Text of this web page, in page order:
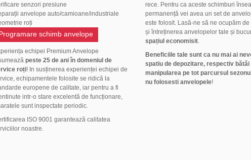
senzori presiune
anvelope auto/camioane/industriale
roți
schimb anvelope
echipei Premium Anvelope
peste 25 de ani în domeniul de
roți! In susținerea experienței echipei de
echipamentele folosite se ridică la
europene de calitate, iar pentru a fi
intr-o stare excelentă de funcționare,
sunt inspectate periodic.
ISO 9001 garantează calitatea
noastre.
rece. Pentru ca aceste schimburi
permanență vei avea un set de
este folosit. Lasă-ne să ne ocupăm
și întreținerea anvelopelor tale și
spațiul economisit.
Beneficiile tale sunt ca nu mai ai
spatiu de depozitare, respectiv bătăi
manipularea pe tot parcursul
nu folosesti anvelopele!